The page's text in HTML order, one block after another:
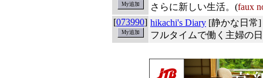
さらに新しい生活。(faux
[073990] hikachi's Diary [静かな日常]
フルタイムで働く主婦の